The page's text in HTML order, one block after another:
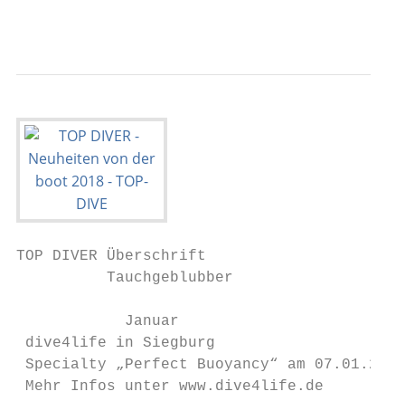
TOP DIVER Überschrift
          Tauchgeblubber
            Januar
dive4life in Siegburg
Specialty „Perfect Buoyancy“ am 07.01.2018
Mehr Infos unter www.dive4life.de